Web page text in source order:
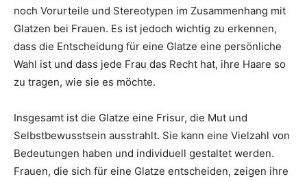
noch Vorurteile und Stereotypen im Zusammenhang mit
Glatzen bei Frauen. Es ist jedoch wichtig zu erkennen,
dass die Entscheidung für eine Glatze eine persönliche
Wahl ist und dass jede Frau das Recht hat, ihre Haare so
zu tragen, wie sie es möchte.
Insgesamt ist die Glatze eine Frisur, die Mut und
Selbstbewusstsein ausstrahlt. Sie kann eine Vielzahl von
Bedeutungen haben und individuell gestaltet werden.
Frauen, die sich für eine Glatze entscheiden, zeigen ihre